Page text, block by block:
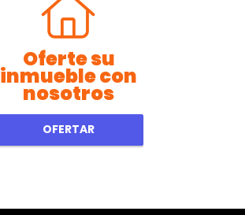
Oferte su
inmueble con
nosotros
OFERTAR